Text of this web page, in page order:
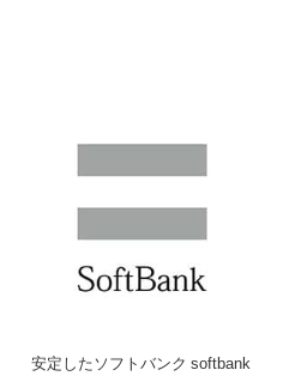
安定したソフトバンク softbank